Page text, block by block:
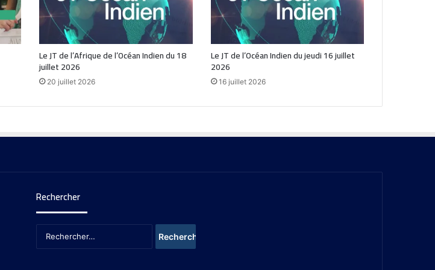
Le JT de l’Afrique de l’Océan Indien du 18
juillet 2026
20 juillet 2026
Le JT de l’Océan Indien du jeudi 16 juillet
2026
16 juillet 2026
Rechercher